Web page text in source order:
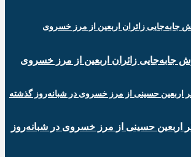
جابه‌جایی زائران اربعین از مرز خسروی
هزار زائر اربعین حسینی از مرز خسروی در شبانه‌روز